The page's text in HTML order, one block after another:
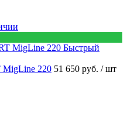
Быстрый
MigLine 220 51 650 руб. / шт